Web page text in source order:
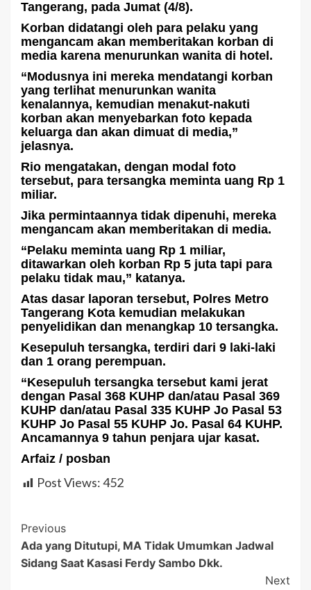
Tangerang, pada Jumat (4/8).
Korban didatangi oleh para pelaku yang
mengancam akan memberitakan korban di
media karena menurunkan wanita di hotel.
“Modusnya ini mereka mendatangi korban
yang terlihat menurunkan wanita
kenalannya, kemudian menakut-nakuti
korban akan menyebarkan foto kepada
keluarga dan akan dimuat di media,”
jelasnya.
Rio mengatakan, dengan modal foto
tersebut, para tersangka meminta uang Rp 1
miliar.
Jika permintaannya tidak dipenuhi, mereka
mengancam akan memberitakan di media.
“Pelaku meminta uang Rp 1 miliar,
ditawarkan oleh korban Rp 5 juta tapi para
pelaku tidak mau,” katanya.
Atas dasar laporan tersebut, Polres Metro
Tangerang Kota kemudian melakukan
penyelidikan dan menangkap 10 tersangka.
Kesepuluh tersangka, terdiri dari 9 laki-laki
dan 1 orang perempuan.
“Kesepuluh tersangka tersebut kami jerat
dengan Pasal 368 KUHP dan/atau Pasal 369
KUHP dan/atau Pasal 335 KUHP Jo Pasal 53
KUHP Jo Pasal 55 KUHP Jo. Pasal 64 KUHP.
Ancamannya 9 tahun penjara ujar kasat.
Arfaiz / posban
Post Views:452
Post
Navigation
Previous
Ada yang Ditutupi, MA Tidak Umumkan Jadwal
Sidang Saat Kasasi Ferdy Sambo Dkk.
Next